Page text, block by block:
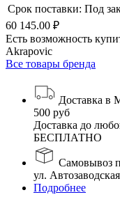
Срок поставки: Под
60 145.00 ₽
Есть возможность
Akrapovic
Все товары бренда
Доставка
500 руб
Доставка до
БЕСПЛАТНО
Самовывоз
ул.
Подробнее